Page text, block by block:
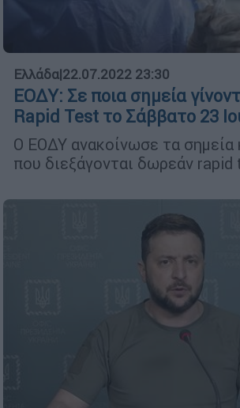
Ελλάδα|22.07.2022 23:30
ΕΟΔΥ: Σε ποια σημεία
Rapid Test το Σάββατο 23
O ΕΟΔΥ ανακοίνωσε τα σημεία
που διεξάγονται δωρεάν rapid